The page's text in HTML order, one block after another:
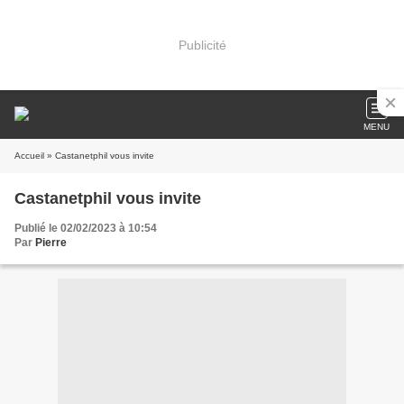
Publicité
MENU
Accueil » Castanetphil vous invite
Castanetphil vous invite
Publié le 02/02/2023 à 10:54
Par Pierre